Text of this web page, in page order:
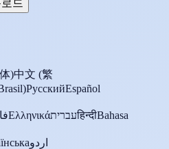
드
)中文 (繁
РусскийEspañol
Ελληνικάעבריתहिन्दीBahasa
اردو